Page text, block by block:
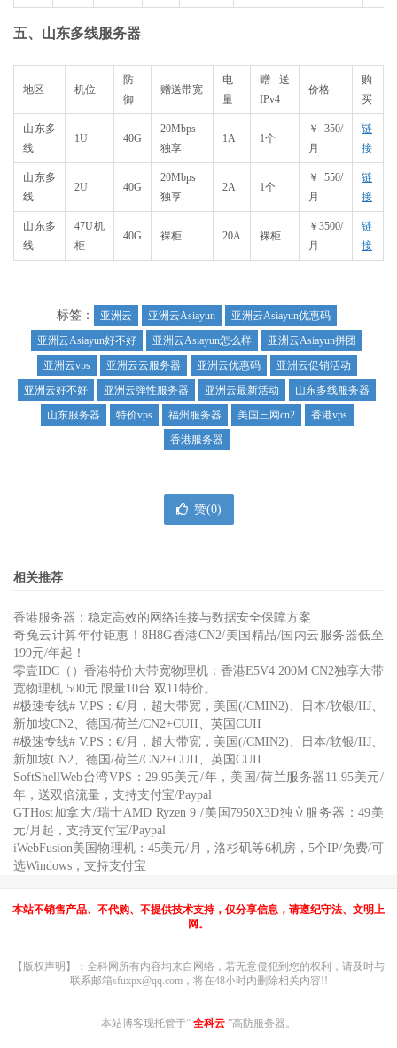
五、山东多线服务器
地区 机位
防
御
赠送带宽
电
量
赠送
IPv4
价格
购
买
山东多
线
1U 40G
20Mbps
独享
1A 1个
￥350/
月
链
接
山东多
线
2U 40G
20Mbps
独享
2A 1个
￥550/
月
链
接
山东多
线
47U机
柜
40G 裸柜 20A 裸柜
￥3500/
月
链
接
标签： 亚洲云 亚洲云Asiayun
亚洲云Asiayun优惠码
亚洲云Asiayun好不好
亚洲云Asiayun怎么样
亚洲云Asiayun拼团
亚洲云vps
亚洲云云服务器 亚洲云优惠码
亚洲云促销活动
亚洲云好不好
亚洲云弹性服务器 亚洲云最新活动
山东多线服务器
山东服务器
特价vps 福州服务器 美国三网cn2
香港vps
香港服务器
赞(0)
相关推荐
香港服务器：稳定高效的网络连接与数据安全保障方案
奇兔云计算年付钜惠！8H8G香港CN2/美国精品/国内云服务器低至
199元/年起！
零壹IDC（）香港特价大带宽物理机：香港E5V4 200M CN2独享大带
宽物理机 500元 限量10台 双11特价。
#极速专线# V.PS：€/月，超大带宽，美国(/CMIN2)、日本/软银/IIJ、
新加坡CN2、德国/荷兰/CN2+CUII、英国CUII
#极速专线# V.PS：€/月，超大带宽，美国(/CMIN2)、日本/软银/IIJ、
新加坡CN2、德国/荷兰/CN2+CUII、英国CUII
SoftShellWeb台湾VPS：29.95美元/年，美国/荷兰服务器11.95美元/
年，送双倍流量，支持支付宝/Paypal
GTHost加拿大/瑞士AMD Ryzen 9 /美国7950X3D独立服务器：49美
元/月起，支持支付宝/Paypal
iWebFusion美国物理机：45美元/月，洛杉矶等6机房，5个IP/免费/可
选Windows，支持支付宝
本站不销售产品、不代购、不提供技术支持，仅分享信息，请遵纪守法、文明上
网。
【版权声明】：全科网所有内容均来自网络，若无意侵犯到您的权利，请及时与
联系邮箱sfuxpx@qq.com，将在48小时内删除相关内容!!
本站博客现托管于“ 全科云 ”高防服务器。